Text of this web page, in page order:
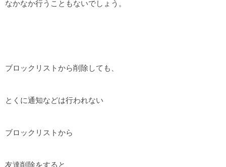
なかなか行うこともないでしょう。
ブロックリストから削除しても、
とくに通知などは行われない
ブロックリストから
友達削除をすると、